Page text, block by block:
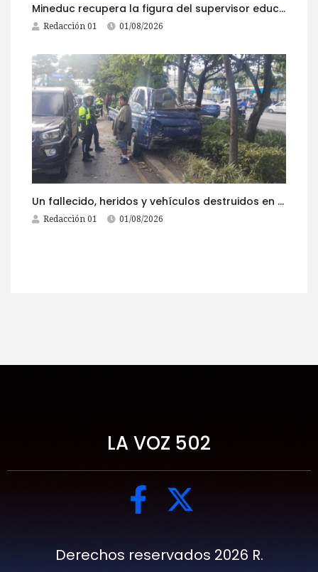
Mineduc recupera la figura del supervisor educativo con 968 plazas
Redacción 01 01/08/2026
Un fallecido, heridos y vehículos destruidos en accidentes registrados este 1 de agosto
Redacción 01 01/08/2026
LA VOZ 502
Derechos reservados 2026 R.